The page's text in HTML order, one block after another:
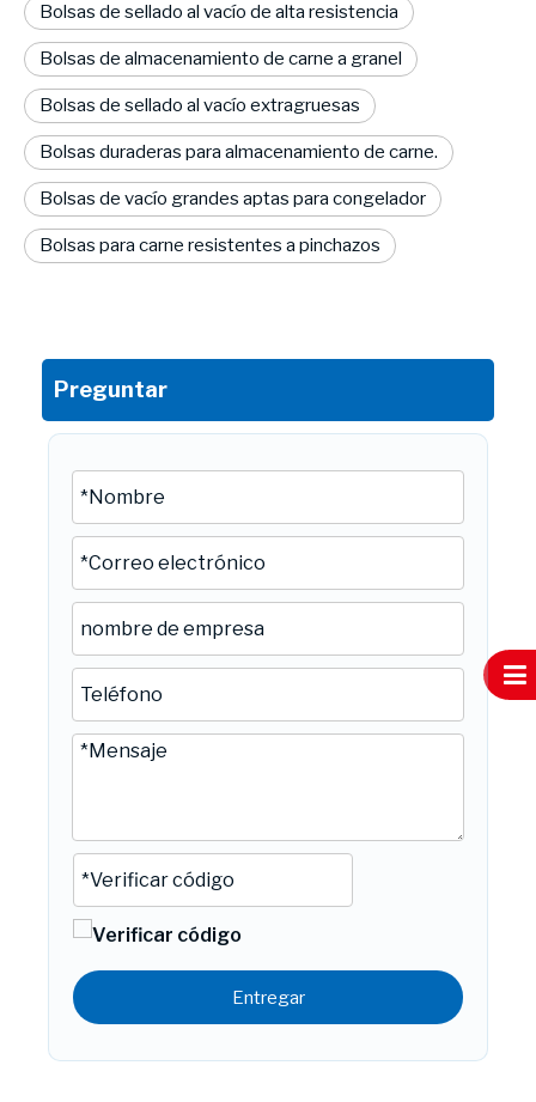
Bolsas de sellado al vacío de alta resistencia
Bolsas de almacenamiento de carne a granel
Bolsas de sellado al vacío extragruesas
Bolsas duraderas para almacenamiento de carne.
Bolsas de vacío grandes aptas para congelador
Bolsas para carne resistentes a pinchazos
Preguntar
Entregar